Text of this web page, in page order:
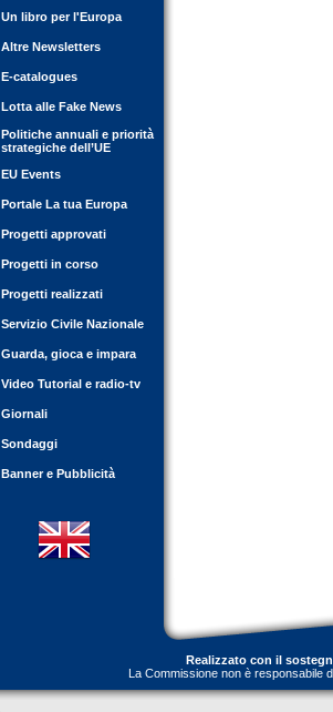
Un libro per l'Europa
Altre Newsletters
E-catalogues
Lotta alle Fake News
Politiche annuali e priorità
strategiche dell’UE
EU Events
Portale La tua Europa
Progetti approvati
Progetti in corso
Progetti realizzati
Servizio Civile Nazionale
Guarda, gioca e impara
Video Tutorial e radio-tv
Giornali
Sondaggi
Banner e Pubblicità
Realizzato con il
La Commissione non è responsabile